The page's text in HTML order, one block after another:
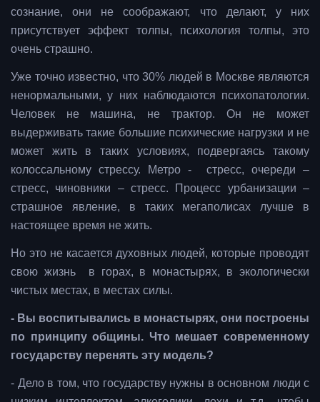
сознание, они не соображают, что делают, у них
присутствует эффект толпы, психология толпы, это
очень страшно.
Уже точно известно, что 30% людей в Москве являются
ненормальными, у них наблюдаются психопатологии.
Человек не машина, не трактор. Он не может
выдерживать такие большие психические нагрузки и не
может жить в таких условиях, подвергаясь такому
колоссальному стрессу. Метро - стресс, очереди –
стресс, чиновники – стресс. Процесс урбанизации –
страшное явление, в таких мегаполисах лучше в
настоящее время не жить.
Но это не касается духовных людей, которые проводят
свою жизнь в горах, в монастырях, в экологически
чистых местах, в местах силы.
- Вы воспитывались в монастырях, они построены
по принципу общины. Что мешает современному
государству перенять эту модель?
- Дело в том, что государству нужны в основном люди с